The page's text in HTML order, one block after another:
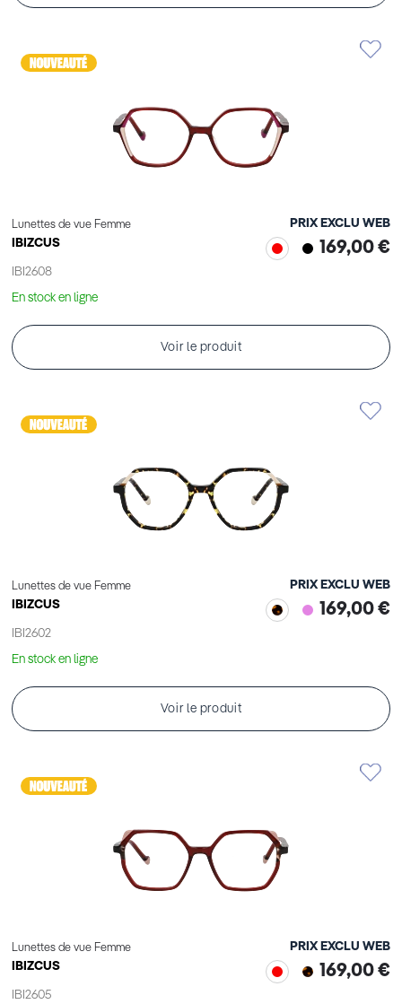
Lunettes de vue Femme
IBIZCUS
IBI2608
PRIX EXCLU WEB
169,00 €
En stock en ligne
Voir le produit
Lunettes de vue Femme
IBIZCUS
IBI2602
PRIX EXCLU WEB
169,00 €
En stock en ligne
Voir le produit
Lunettes de vue Femme
IBIZCUS
IBI2605
PRIX EXCLU WEB
169,00 €